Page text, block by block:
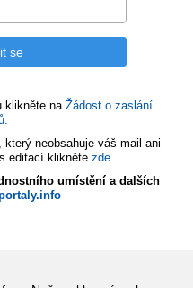
klikněte na Žádost o zaslání
neobsahuje váš mail ani
editací klikněte zde.
umístění a dalších